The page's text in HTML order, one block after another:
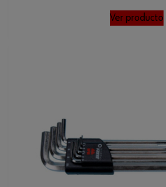
Ver producto